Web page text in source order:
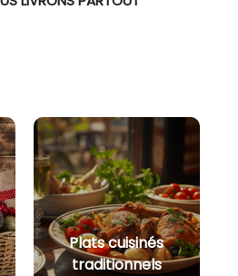
Plats cuisinés
traditionnels